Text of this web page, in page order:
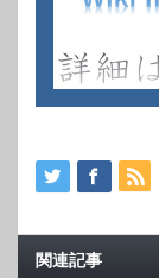
関連記事